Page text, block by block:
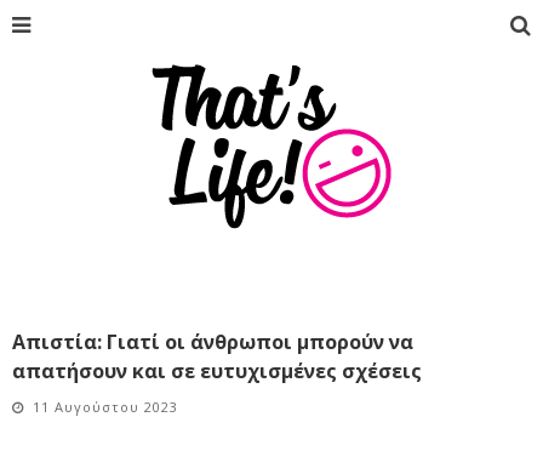
Απιστία: Γιατί οι άνθρωποι μπορούν να
απατήσουν και σε ευτυχισμένες σχέσεις
11 Αυγούστου 2023